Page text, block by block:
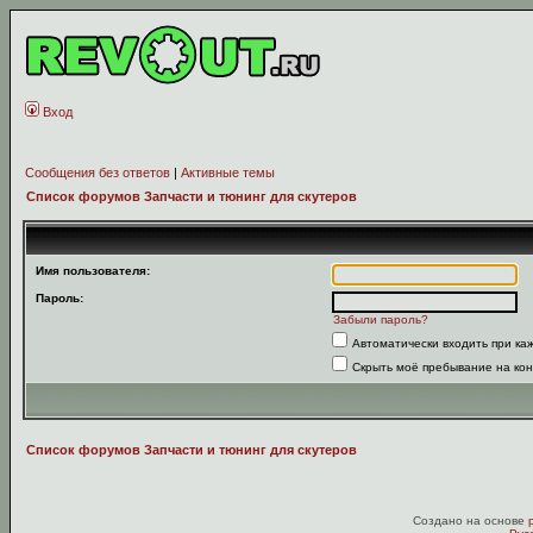
Вход
Сообщения без ответов | Активные темы
Список форумов Запчасти и тюнинг для скутеров
Имя пользователя:
Пароль:
Забыли пароль?
Автоматически входить при
Скрыть моё пребывание на
Список форумов Запчасти и тюнинг для скутеров
Создано на основе